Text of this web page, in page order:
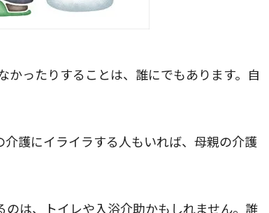
かったりすることは、誰にでもあります。自
護にイライラする人もいれば、母親の介護
は、トイレや入浴介助かもしれません。誰